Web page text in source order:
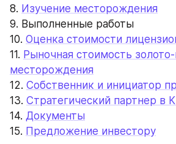
8. Изучение месторождения
9. Выполненные работы
10. Оценка стоимости
11. Рыночная стоимость
месторождения
12. Собственник и инициатор
13. Стратегический партнер в
14. Документы
15. Предложение инвестору